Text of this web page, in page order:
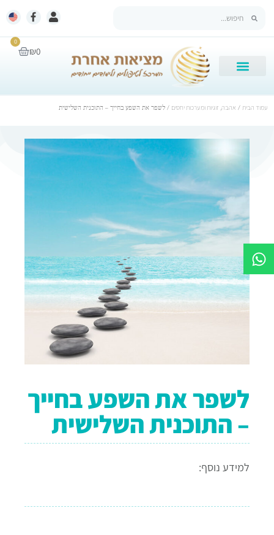
₪0
0
עמוד הבית / אהבה, זוגיות ומערכות יחסים / לשפר את השפע בחייך – התוכנית השלישית
לשפר את השפע בחייך
– התוכנית השלישית
למידע נוסף: